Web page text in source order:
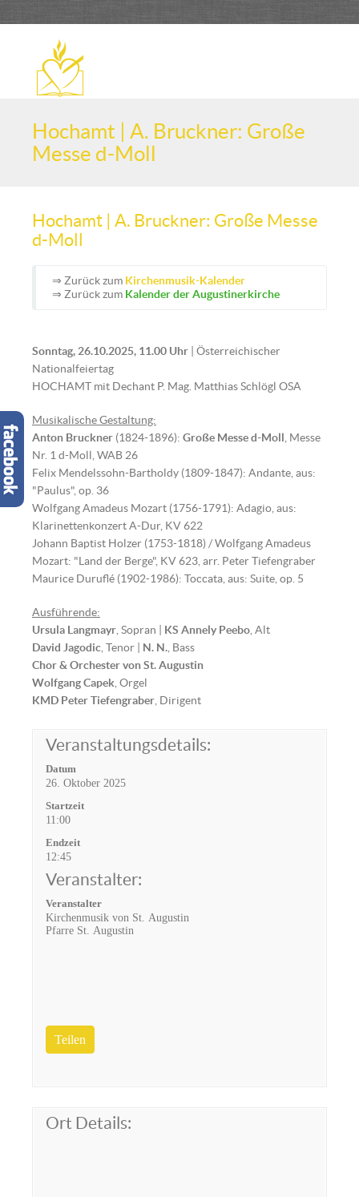
Hochamt | A. Bruckner: Große
Messe d-Moll
Hochamt | A. Bruckner: Große Messe
d-Moll
⇒ Zurück zum Kirchenmusik-Kalender
⇒ Zurück zum Kalender der Augustinerkirche
Sonntag, 26.10.2025, 11.00 Uhr | Österreichischer
Nationalfeiertag
HOCHAMT mit Dechant P. Mag. Matthias Schlögl OSA
Musikalische Gestaltung:
Anton Bruckner (1824-1896): Große Messe d-Moll , Messe
Nr. 1 d-Moll, WAB 26
Felix Mendelssohn-Bartholdy (1809-1847): Andante, aus:
"Paulus", op. 36
Wolfgang Amadeus Mozart (1756-1791): Adagio, aus:
Klarinettenkonzert A-Dur, KV 622
Johann Baptist Holzer (1753-1818) / Wolfgang Amadeus
Mozart: "Land der Berge", KV 623, arr. Peter Tiefengraber
Maurice Duruflé (1902-1986): Toccata, aus: Suite, op. 5
Ausführende:
Ursula Langmayr , Sopran | KS Annely Peebo , Alt
David Jagodic , Tenor | N. N. , Bass
Chor & Orchester von St. Augustin
Wolfgang Capek , Orgel
KMD Peter Tiefengraber , Dirigent
Veranstaltungsdetails:
Datum
26. Oktober 2025
Startzeit
11:00
Endzeit
12:45
Veranstalter:
Veranstalter
Kirchenmusik von St. Augustin
Pfarre St. Augustin
Teilen
Ort Details: